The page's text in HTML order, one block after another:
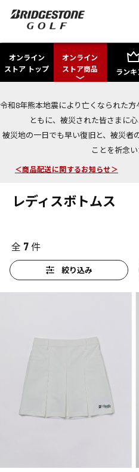
オンライン
ストア トップ
オンライン
ストア商品
ラン
令和8年熊本地震により亡くなられた
ともに、被災された皆さまに
被災地の一日でも早い復旧と、被災者
ことを祈念い
＜夏季休暇中のご注文・発送・お問
今なら新規会員登録で1,000円OFF
＜商品配送に関するお知らせ＞
レディスボトムス
全 7件
絞り込み